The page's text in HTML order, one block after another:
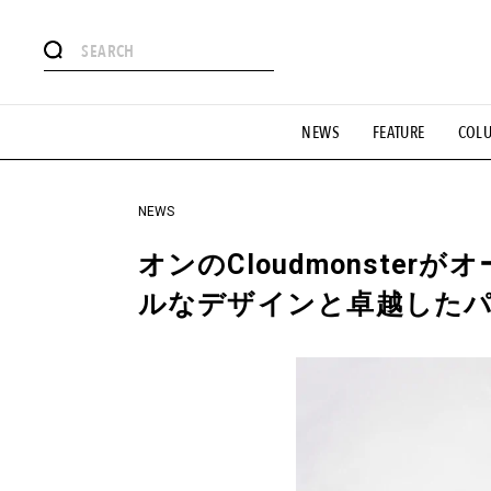
NEWS FEATURE
#憧れの逸品 #ESSENTIAL
#GH 銘品の所以 #フイナムのYouTube #Commune H
#HANDSOME HANDBOOK
NEWS
オンのCloudmonsterがオ
ルなデザインと卓越した